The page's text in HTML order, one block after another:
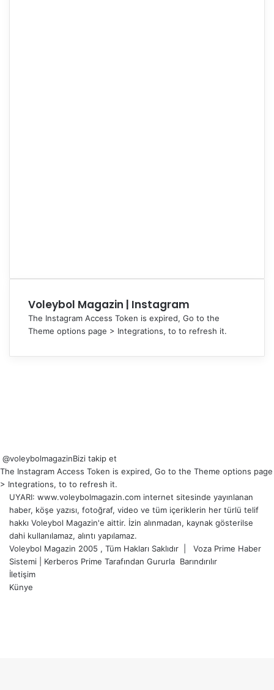
Voleybol Magazin | Instagram
The Instagram Access Token is expired, Go to the
Theme options page > Integrations, to to refresh it.
@voleybolmagazinBizi takip et
The Instagram Access Token is expired, Go to the Theme options page
> Integrations, to to refresh it.
UYARI: www.voleybolmagazin.com internet sitesinde yayınlanan
haber, köşe yazısı, fotoğraf, video ve tüm içeriklerin her türlü telif
hakkı Voleybol Magazin'e aittir. İzin alınmadan, kaynak gösterilse
dahi kullanılamaz, alıntı yapılamaz.
Voleybol Magazin 2005 , Tüm Hakları Saklıdır | Voza Prime Haber
Sistemi
Kerberos Prime Tarafından Gururla Barındırılır
İletişim
Künye